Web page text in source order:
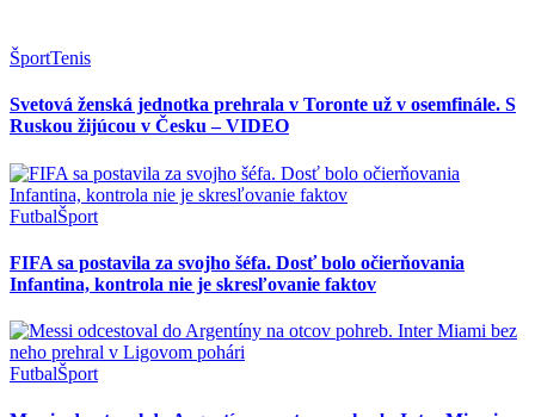
ŠportTenis
Svetová ženská jednotka prehrala v Toronte už v osemfinále. S
Ruskou žijúcou v Česku – VIDEO
FutbalŠport
FIFA sa postavila za svojho šéfa. Dosť bolo očierňovania
Infantina, kontrola nie je skresľovanie faktov
FutbalŠport